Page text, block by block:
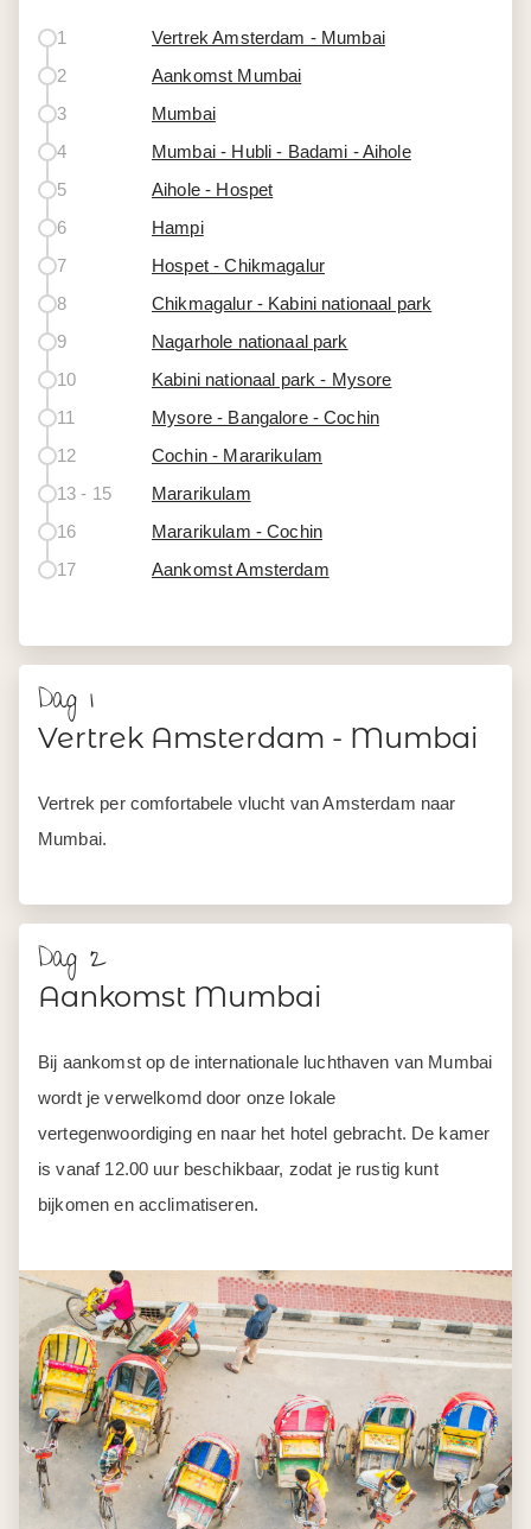
1
Vertrek Amsterdam - Mumbai
2
Aankomst Mumbai
3
Mumbai
4
Mumbai - Hubli - Badami - Aihole
5
Aihole - Hospet
6
Hampi
7
Hospet - Chikmagalur
8
Chikmagalur - Kabini nationaal park
9
Nagarhole nationaal park
10
Kabini nationaal park - Mysore
11
Mysore - Bangalore - Cochin
12
Cochin - Mararikulam
13 - 15
Mararikulam
16
Mararikulam - Cochin
17
Aankomst Amsterdam
Dag 1
Vertrek Amsterdam - Mumbai
Vertrek per comfortabele vlucht van Amsterdam naar
Mumbai.
Dag 2
Aankomst Mumbai
Bij aankomst op de internationale luchthaven van Mumbai
wordt je verwelkomd door onze lokale
vertegenwoordiging en naar het hotel gebracht. De kamer
is vanaf 12.00 uur beschikbaar, zodat je rustig kunt
bijkomen en acclimatiseren.